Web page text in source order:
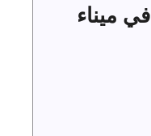
حفل توقيع عقود الخدمات البحرية – برنامج التخصص 2023 في ميناء